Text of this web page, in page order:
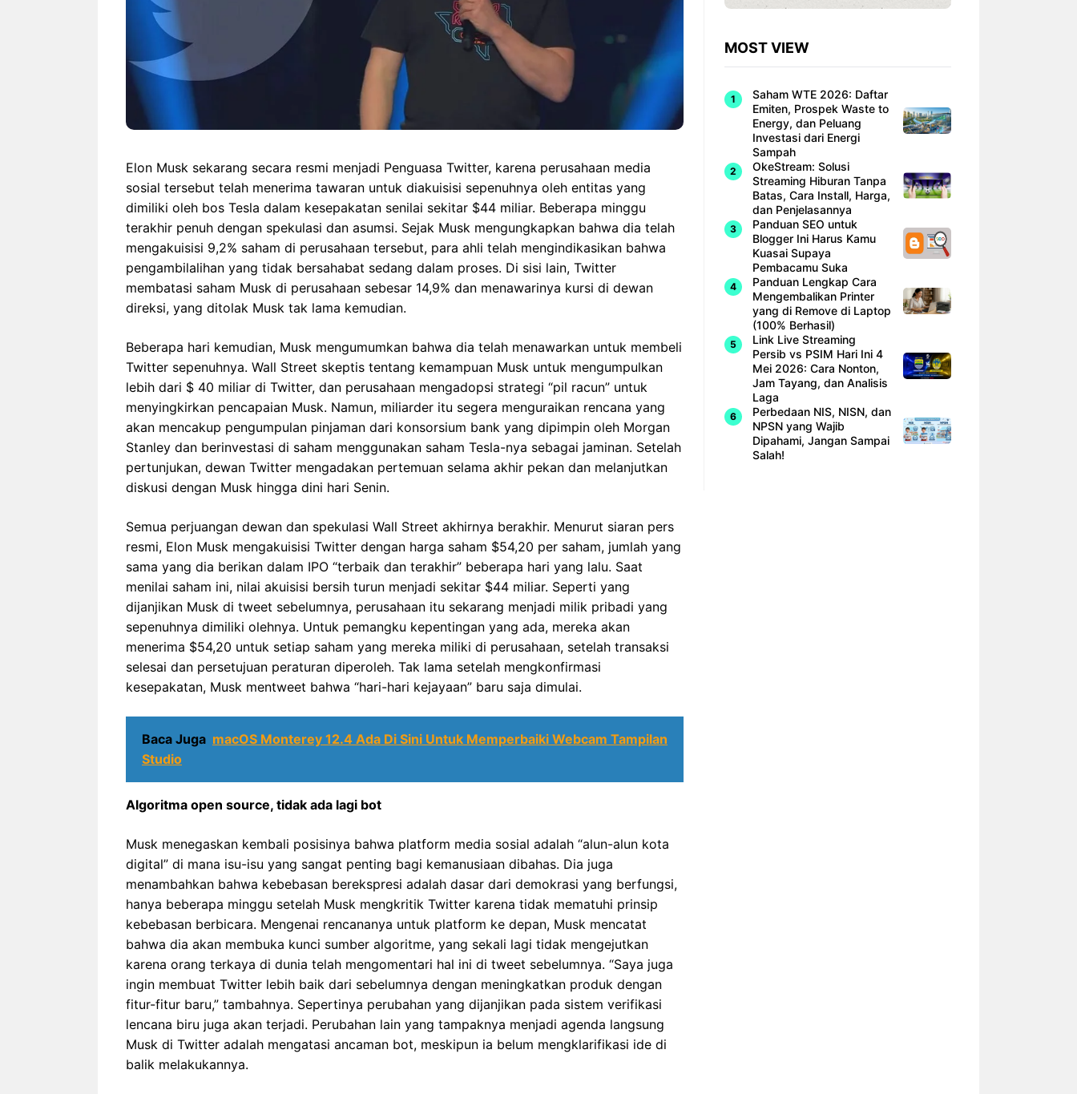
Elon Musk sekarang secara resmi menjadi Penguasa Twitter, karena perusahaan media
sosial tersebut telah menerima tawaran untuk diakuisisi sepenuhnya oleh entitas yang
dimiliki oleh bos Tesla dalam kesepakatan senilai sekitar $44 miliar. Beberapa minggu
terakhir penuh dengan spekulasi dan asumsi. Sejak Musk mengungkapkan bahwa dia telah
mengakuisisi 9,2% saham di perusahaan tersebut, para ahli telah mengindikasikan bahwa
pengambilalihan yang tidak bersahabat sedang dalam proses. Di sisi lain, Twitter
membatasi saham Musk di perusahaan sebesar 14,9% dan menawarinya kursi di dewan
direksi, yang ditolak Musk tak lama kemudian.
Beberapa hari kemudian, Musk mengumumkan bahwa dia telah menawarkan untuk membeli
Twitter sepenuhnya. Wall Street skeptis tentang kemampuan Musk untuk mengumpulkan
lebih dari $ 40 miliar di Twitter, dan perusahaan mengadopsi strategi “pil racun” untuk
menyingkirkan pencapaian Musk. Namun, miliarder itu segera menguraikan rencana yang
akan mencakup pengumpulan pinjaman dari konsorsium bank yang dipimpin oleh Morgan
Stanley dan berinvestasi di saham menggunakan saham Tesla-nya sebagai jaminan. Setelah
pertunjukan, dewan Twitter mengadakan pertemuan selama akhir pekan dan melanjutkan
diskusi dengan Musk hingga dini hari Senin.
Semua perjuangan dewan dan spekulasi Wall Street akhirnya berakhir. Menurut siaran pers
resmi, Elon Musk mengakuisisi Twitter dengan harga saham $54,20 per saham, jumlah yang
sama yang dia berikan dalam IPO “terbaik dan terakhir” beberapa hari yang lalu. Saat
menilai saham ini, nilai akuisisi bersih turun menjadi sekitar $44 miliar. Seperti yang
dijanjikan Musk di tweet sebelumnya, perusahaan itu sekarang menjadi milik pribadi yang
sepenuhnya dimiliki olehnya. Untuk pemangku kepentingan yang ada, mereka akan
menerima $54,20 untuk setiap saham yang mereka miliki di perusahaan, setelah transaksi
selesai dan persetujuan peraturan diperoleh. Tak lama setelah mengkonfirmasi
kesepakatan, Musk mentweet bahwa “hari-hari kejayaan” baru saja dimulai.
Baca Juga macOS Monterey 12.4 Ada Di Sini Untuk Memperbaiki Webcam Tampilan
Studio
Algoritma open source, tidak ada lagi bot
Musk menegaskan kembali posisinya bahwa platform media sosial adalah “alun-alun kota
digital” di mana isu-isu yang sangat penting bagi kemanusiaan dibahas. Dia juga
menambahkan bahwa kebebasan berekspresi adalah dasar dari demokrasi yang berfungsi,
hanya beberapa minggu setelah Musk mengkritik Twitter karena tidak mematuhi prinsip
kebebasan berbicara. Mengenai rencananya untuk platform ke depan, Musk mencatat
bahwa dia akan membuka kunci sumber algoritme, yang sekali lagi tidak mengejutkan
karena orang terkaya di dunia telah mengomentari hal ini di tweet sebelumnya. “Saya juga
ingin membuat Twitter lebih baik dari sebelumnya dengan meningkatkan produk dengan
fitur-fitur baru,” tambahnya. Sepertinya perubahan yang dijanjikan pada sistem verifikasi
lencana biru juga akan terjadi. Perubahan lain yang tampaknya menjadi agenda langsung
Musk di Twitter adalah mengatasi ancaman bot, meskipun ia belum mengklarifikasi ide di
balik melakukannya.
MOST VIEW
Saham WTE 2026: Daftar
Emiten, Prospek Waste to
Energy, dan Peluang
Investasi dari Energi
Sampah
OkeStream: Solusi
Streaming Hiburan Tanpa
Batas, Cara Install, Harga,
dan Penjelasannya
Panduan SEO untuk
Blogger Ini Harus Kamu
Kuasai Supaya
Pembacamu Suka
Panduan Lengkap Cara
Mengembalikan Printer
yang di Remove di Laptop
(100% Berhasil)
Link Live Streaming
Persib vs PSIM Hari Ini 4
Mei 2026: Cara Nonton,
Jam Tayang, dan Analisis
Laga
Perbedaan NIS, NISN, dan
NPSN yang Wajib
Dipahami, Jangan Sampai
Salah!